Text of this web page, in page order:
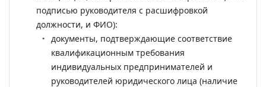
подписью руководителя с расшифровкой
должности, и ФИО):
документы, подтверждающие соответствие
квалификационным требования
индивидуальных предпринимателей и
руководителей юридического лица (наличие